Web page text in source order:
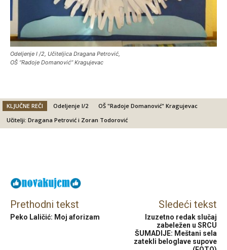
Odeljenje I /2, Učiteljica Dragana Petrović,
OŠ “Radoje Domanović” Kragujevac
KLJUČNE REČI Odeljenje I/2
OŠ "Radoje Domanović" Kragujevac
Učitelji: Dragana Petrović i Zoran Todorović
Prethodni tekst
Peko Laličić: Moj aforizam
Sledeći tekst
Izuzetno redak slučaj
zabeležen u SRCU
ŠUMADIJE: Meštani sela
zatekli beloglave supove